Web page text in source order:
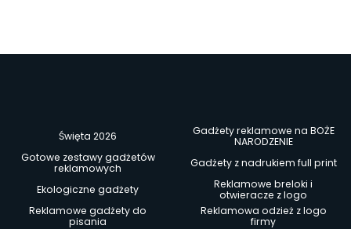
Święta 2026
Gadżety reklamowe na BOŻE
NARODZENIE
Gotowe zestawy gadżetów
reklamowych
Gadżety z nadrukiem full print
Ekologiczne gadżety
Reklamowe breloki i
otwieracze z logo
Reklamowe gadżety do
pisania
Reklamowa odzież z logo
firmy